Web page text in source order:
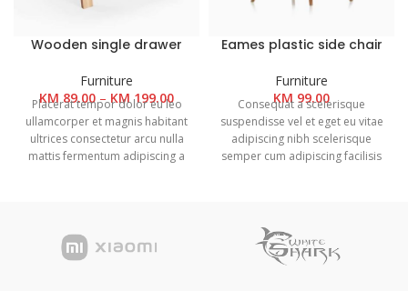
Wooden single drawer
Furniture
KM89.00 – KM199.00Raspon
cijena:
od
KM 89.00
do
Placerat tempor dolor eu leo
ullamcorper et magnis habitant
ultrices consectetur arcu nulla
mattis fermentum adipiscing a
ultrices consectetur.
Eames plastic side chair
Furniture
KM99.00
Consequat a scelerisque
suspendisse vel et eget eu vitae
adipiscing nibh scelerisque
semper cum adipiscing facilisis
accumsan. Habitasse a purus
nec ipsum a urna ac
ullamcorper varius metus